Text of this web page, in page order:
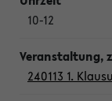
10-12
240113 1.